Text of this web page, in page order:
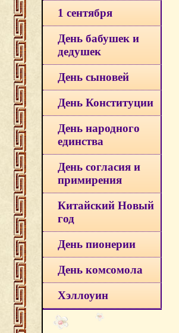
1 сентября
День бабушек и
дедушек
День сыновей
День Конституции
День народного
единства
День согласия и
примирения
Китайский Новый
год
День пионерии
День комсомола
Хэллоуин